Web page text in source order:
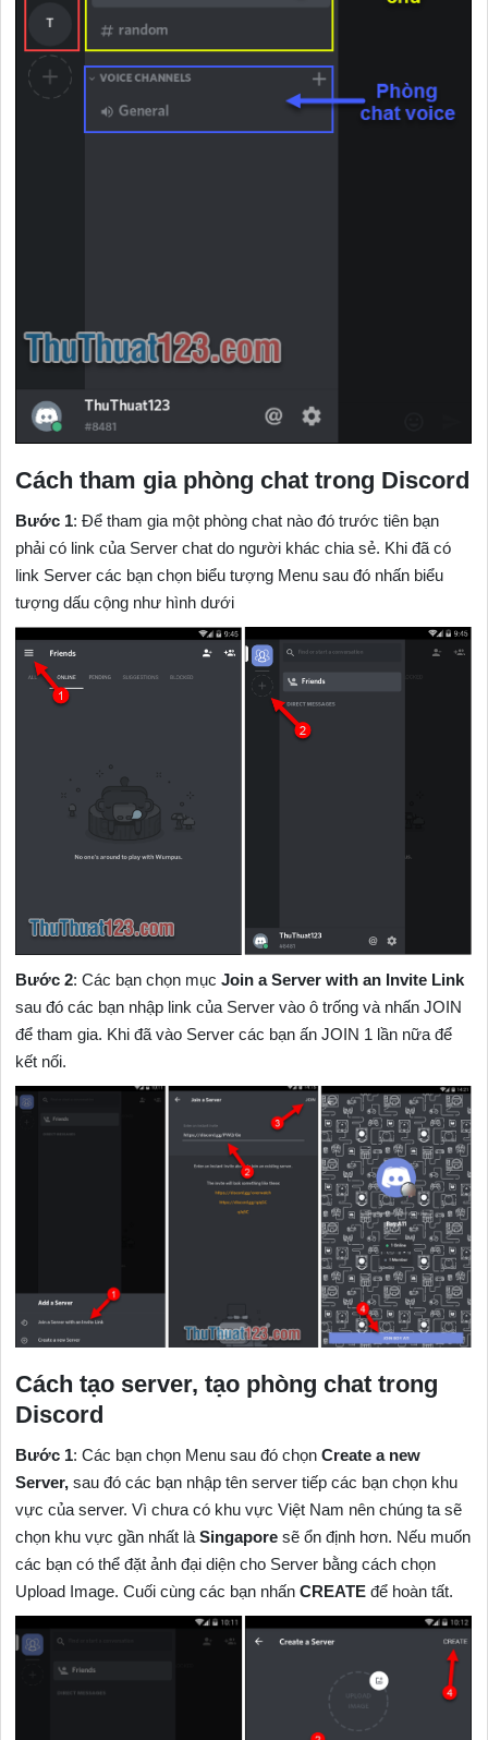
Cách tham gia phòng chat trong Discord
Bước 1: Để tham gia một phòng chat nào đó trước tiên bạn
phải có link của Server chat do người khác chia sẻ. Khi đã có
link Server các bạn chọn biểu tượng Menu sau đó nhấn biểu
tượng dấu cộng như hình dưới
Bước 2: Các bạn chọn mụcJoin a Server with an Invite Link
sau đó các bạn nhập link của Server vào ô trống và nhấn JOIN
để tham gia. Khi đã vào Server các bạn ấn JOIN 1 lần nữa để
kết nối.
Cách tạo server, tạo phòng chat trong
Discord
Bước 1: Các bạn chọn Menu sau đó chọnCreate a new
Server,sau đó các bạn nhập tên server tiếp các bạn chọn khu
vực của server. Vì chưa có khu vực Việt Nam nên chúng ta sẽ
chọn khu vực gần nhất làSingapore sẽ ổn định hơn. Nếu muốn
các bạn có thể đặt ảnh đại diện cho Server bằng cách chọn
Upload Image. Cuối cùng các bạn nhấnCREATE để hoàn tất.